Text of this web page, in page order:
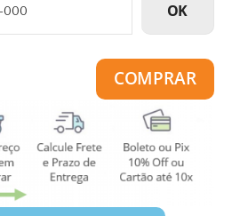
OK
COMPRAR